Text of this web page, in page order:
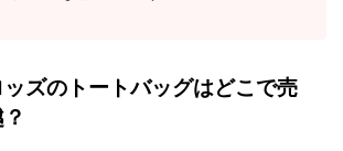
ッズのトートバッグはどこで売